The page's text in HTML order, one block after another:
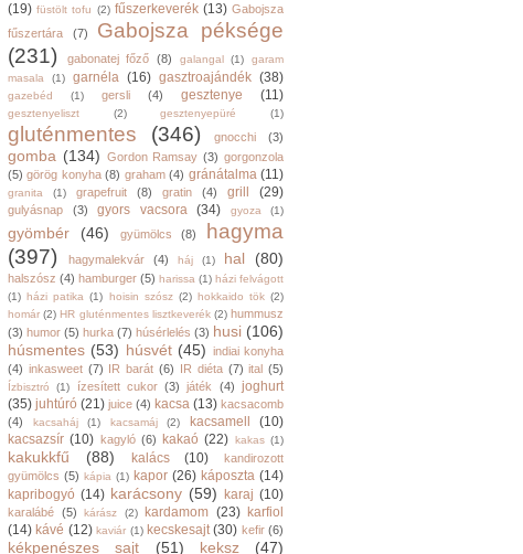
(19) füstölt tofu (2) fűszerkeverék (13) Gabojsza
fűszertára
(7)
Gabojsza péksége
(231)
gabonatej főző (8) galangal (1)
garam
masala
(1) garnéla (16) gasztroajándék (38)
gazebéd (1) gersli (4) gesztenye (11)
gesztenyeliszt (2) gesztenyepüré (1)
gluténmentes (346) gnocchi (3)
gomba (134) Gordon Ramsay (3) gorgonzola
(5) görög konyha (8) graham (4) gránátalma (11)
granita (1) grapefruit (8) gratin (4) grill (29)
gulyásnap (3) gyors vacsora (34) gyoza (1)
gyömbér (46) gyümölcs (8)
hagyma
(397)
hagymalekvár (4) háj (1) hal (80)
halszósz (4) hamburger (5) harissa (1) házi felvágott
(1) házi patika (1) hoisin szósz (2) hokkaido tök (2)
homár (2) HR gluténmentes lisztkeverék (2) hummusz
(3) humor (5) hurka (7) húsérlelés (3) husi (106)
húsmentes (53) húsvét (45) indiai konyha
(4) inkasweet (7) IR barát (6) IR diéta (7) ital (5)
Ízbisztró (1) ízesített cukor (3) játék (4) joghurt
(35) juhtúró (21) juice (4) kacsa (13) kacsacomb
(4)
kacsaháj (1) kacsamáj (2) kacsamell
(10)
kacsazsír (10) kagyló (6) kakaó (22) kakas (1)
kakukkfű (88) kalács (10)
kandirozott
gyümölcs (5) kápia (1) kapor (26) káposzta (14)
kapribogyó (14) karácsony (59) karaj (10)
karalábé (5) kárász (2) kardamom (23)
karfiol
(14) kávé (12) kaviár (1) kecskesajt (30) kefir (6)
kékpenészes sajt (51) keksz (47)